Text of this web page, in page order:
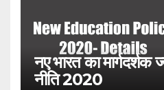
नए भारत का मार्गदर्शक
नीति 2020